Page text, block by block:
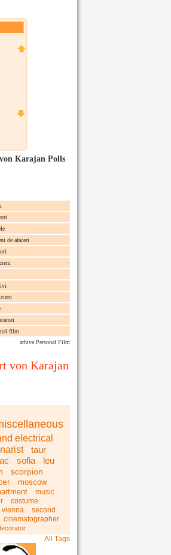
Karajan Polls
de afaceri
film
arhiva Personal Film
von Karajan
electrical
taur
sofia
leu
scorpion
moscow
music
costume
vienna
second
cinematographer
All Tags